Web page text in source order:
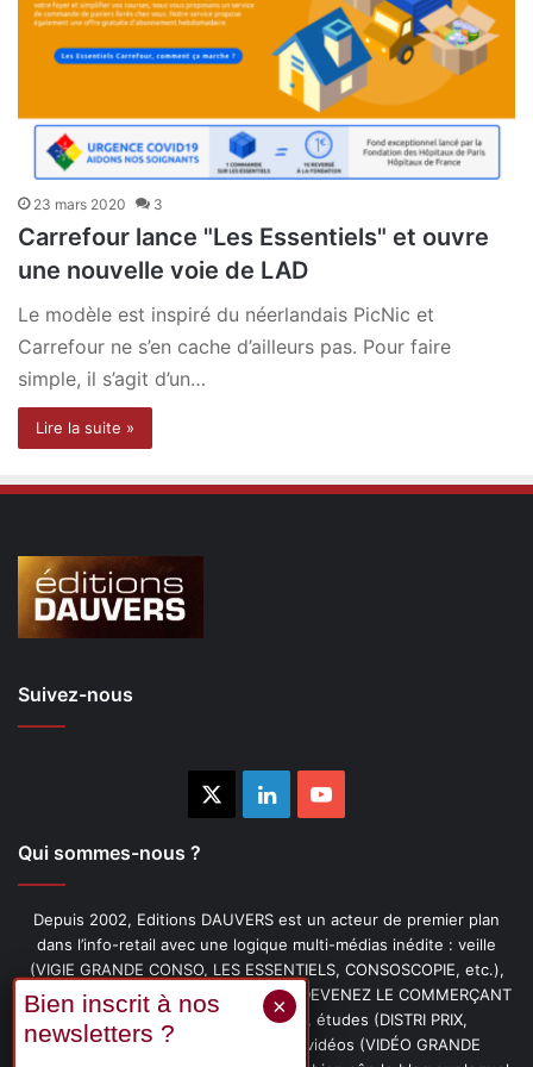
23 mars 2020 3
Carrefour lance "Les Essentiels" et ouvre
une nouvelle voie de LAD
Le modèle est inspiré du néerlandais PicNic et
Carrefour ne s’en cache d’ailleurs pas. Pour faire
simple, il s’agit d’un…
Lire la suite »
Suivez-nous
LinkedinYouTube
Qui sommes-nous ?
Depuis 2002, Editions DAUVERS est un acteur de premier plan
dans l’info-retail avec une logique multi-médias inédite : veille
(VIGIE GRANDE CONSO, LES ESSENTIELS, CONSOSCOPIE, etc.),
livres (PENSER-CLIENT, IMAGE-PRIX, DEVENEZ LE COMMERÇANT
PRÉFÉRÉ DE VOS CLIENTS, etc.), études (DISTRI PRIX,
PROMOFLASH, DRIVE INSIGHTS), vidéos (VIDÉO GRANDE